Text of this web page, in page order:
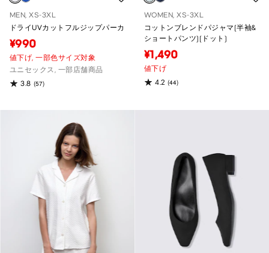
MEN, XS-3XL
ドライUVカットフルジップパーカ
¥990
値下げ,一部色サイズ対象
ユニセックス, 一部店舗商品
3.8 (57)
WOMEN, XS-3XL
コットンブレンドパジャマ(半袖&
ショートパンツ)(ドット)
¥1,490
値下げ
4.2 (44)